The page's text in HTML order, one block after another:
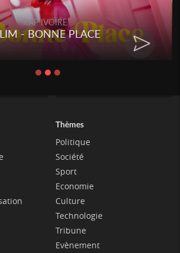
RAP IVOIRE
- BONNE PLACE
Thèmes
Politique
Société
Sport
Economie
Culture
Technologie
Tribune
Evènement